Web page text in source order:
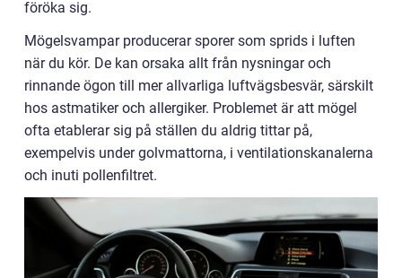
föröka sig.
Mögelsvampar producerar sporer som sprids i luften
när du kör. De kan orsaka allt från nysningar och
rinnande ögon till mer allvarliga luftvägsbesvär, särskilt
hos astmatiker och allergiker. Problemet är att mögel
ofta etablerar sig på ställen du aldrig tittar på,
exempelvis under golvmattorna, i ventilationskanalerna
och inuti pollenfiltret.